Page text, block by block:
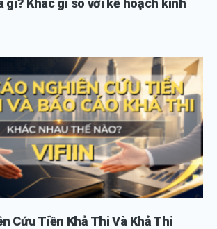
gì? Khác gì so với kế hoạch kinh
Cứu Tiền Khả Thi Và Khả Thi